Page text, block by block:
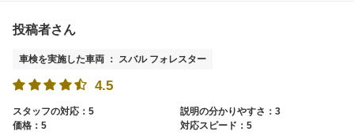
投稿者さん
車検を実施した車両 ： スバル フォレスター
4.5
スタッフの対応：5
説明の分かりやすさ：3
価格：5
対応スピード：5